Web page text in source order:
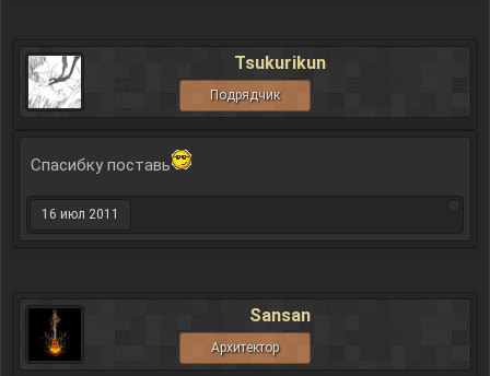
Tsukurikun
Подрядчик
Спасибку поставь
16 июл 2011
Sansan
Архитектор